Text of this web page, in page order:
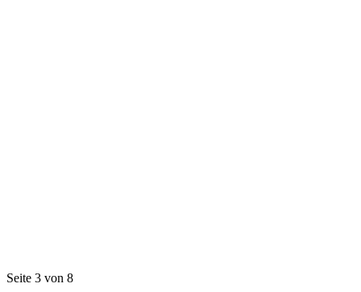
Seite 3 von 8